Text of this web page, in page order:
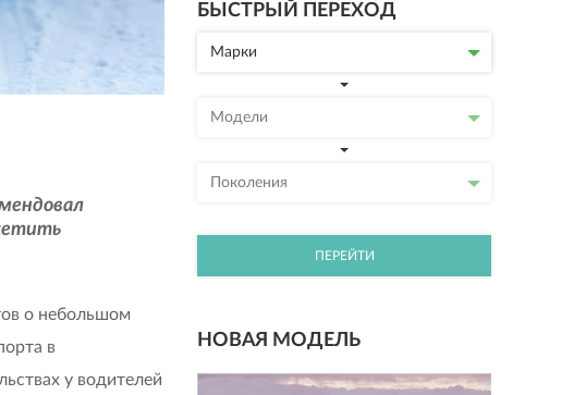
о небольшом
в
у водителей
БЫСТРЫЙ ПЕРЕХОД
Марки
Модели
Поколения
ПЕРЕЙТИ
НОВАЯ МОДЕЛЬ